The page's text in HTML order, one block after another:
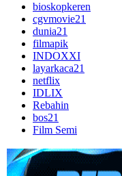
bioskopkeren
cgvmovie21
dunia21
filmapik
INDOXXI
layarkaca21
netflix
IDLIX
Rebahin
bos21
Film Semi